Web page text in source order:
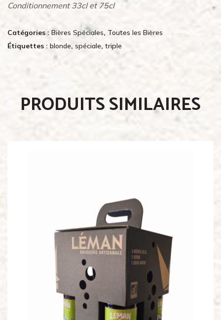
Conditionnement 33cl et 75cl
Catégories : Bières Spéciales, Toutes les Bières
Étiquettes : blonde, spéciale, triple
PRODUITS SIMILAIRES